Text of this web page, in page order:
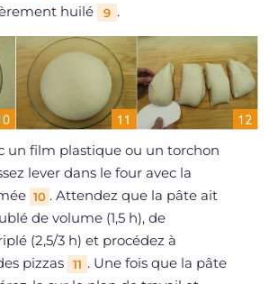
huilé
9 .
un film plastique ou un torchon
lever dans le four avec la
10 . Attendez que la pâte ait
de volume (1,5 h), de
(2,5/3 h) et procédez à
pizzas
11 . Une fois que la pâte